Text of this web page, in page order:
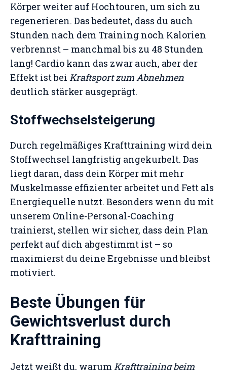
Körper weiter auf Hochtouren, um sich zu
regenerieren. Das bedeutet, dass du auch
Stunden nach dem Training noch Kalorien
verbrennst – manchmal bis zu 48 Stunden
lang! Cardio kann das zwar auch, aber der
Effekt ist bei Kraftsport zum Abnehmen
deutlich stärker ausgeprägt.
Stoffwechselsteigerung
Durch regelmäßiges Krafttraining wird dein
Stoffwechsel langfristig angekurbelt. Das
liegt daran, dass dein Körper mit mehr
Muskelmasse effizienter arbeitet und Fett als
Energiequelle nutzt. Besonders wenn du mit
unserem Online-Personal-Coaching
trainierst, stellen wir sicher, dass dein Plan
perfekt auf dich abgestimmt ist – so
maximierst du deine Ergebnisse und bleibst
motiviert.
Beste Übungen für
Gewichtsverlust durch
Krafttraining
Jetzt weißt du, warumKrafttraining beim